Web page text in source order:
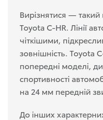
Вирізнятися —
Toyota C-HR. Лінії
чіткішими,
зовнішність.
попередні моделі,
спортивності
на 24 мм передній
До інших